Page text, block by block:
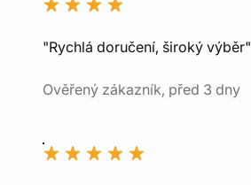
"Rychlá doručení, široký výběr"
Ověřený zákazník, před 3 dny